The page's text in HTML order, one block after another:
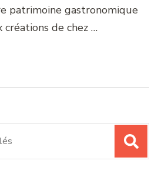
patrimoine gastronomique
créations de chez …